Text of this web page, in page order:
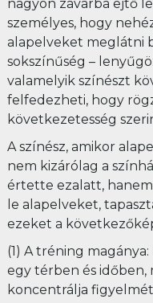
nagyon zavarba ejtő
személyes, hogy
alapelveket meglátni
sokszínűség –
valamelyik színészt
felfedezheti, hogy
következetesség
A színész, amikor
nem kizárólag a
értette ezalatt,
le alapelveket,
ezeket a
(1) A tréning
egy térben és időben,
koncentrálja